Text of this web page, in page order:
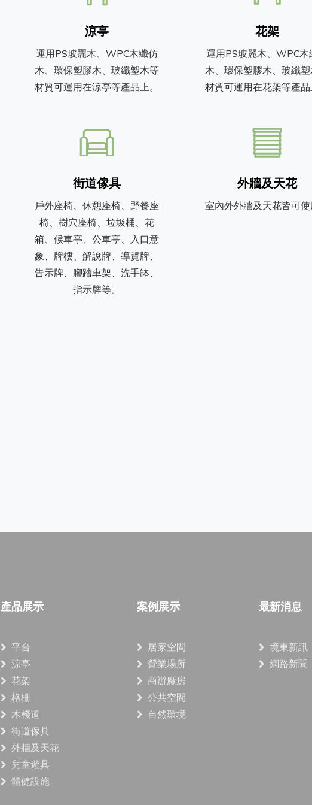
涼亭
運用PS玻麗木、WPC木纖仿
木、環保塑膠木、玻纖塑木等
材質可運用在涼亭等產品上。
花架
運用PS玻麗木、WPC木
木、環保塑膠木、玻纖
材質可運用在花架等產品
街道傢具
戶外座椅、休憩座椅、野餐座
椅、樹穴座椅、垃圾桶、花
箱、候車亭、公車亭、入口意
象、牌樓、解說牌、導覽牌、
告示牌、腳踏車架、洗手缽、
指示牌等。
外牆及天花
室內外外牆及天花皆可使
產品展示
平台
涼亭
花架
格柵
木棧道
街道傢具
外牆及天花
兒童遊具
體健設施
案例展示
居家空間
營業場所
商辦廠房
公共空間
自然環境
最新消息
境東新訊
網路新聞